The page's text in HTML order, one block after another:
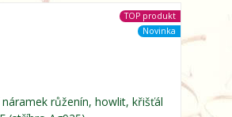
TOP produkt
Novinka